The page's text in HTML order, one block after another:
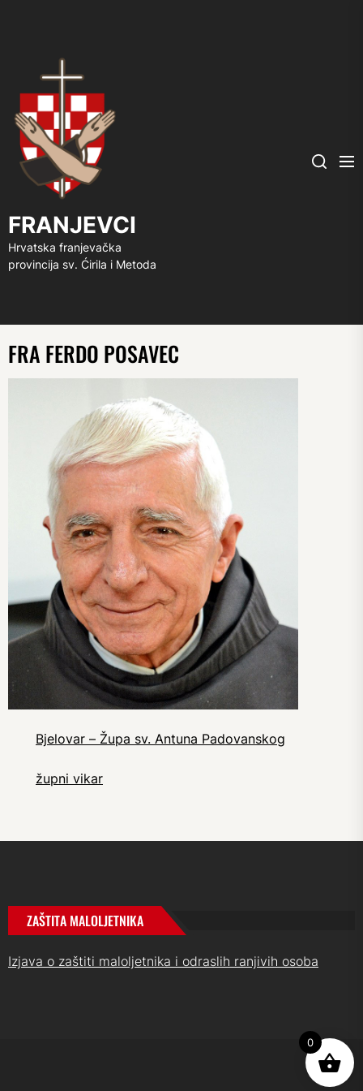
FRANJEVCI
Hrvatska franjevačka
provincija sv. Ćirila i Metoda
Search
FRA FERDO POSAVEC
Bjelovar – Župa sv. Antuna Padovanskog
župni vikar
ZAŠTITA MALOLJETNIKA
Izjava o zaštiti maloljetnika i odraslih ranjivih osoba
UP ↑
0